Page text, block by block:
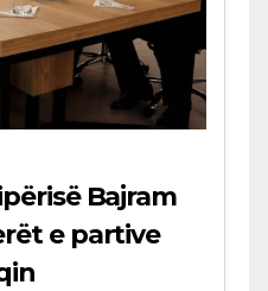
Bajram
e partive